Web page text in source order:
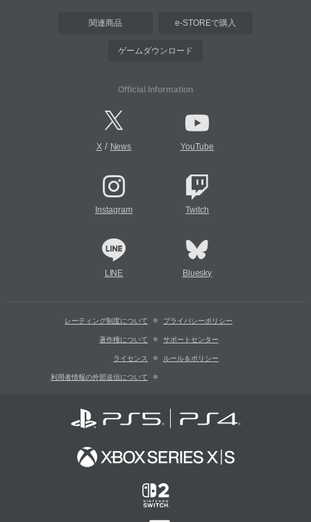
関連商品 e-STOREで購入
ゲームダウンロード
Official Information
X/ News YouTube
Instagram Twitch
LINE Bluesky
レーティング制度について プライバシーポリシー
著作権について サポートセンター
ライセンス ルール＆ポリシー
利用者情報の外部送信について